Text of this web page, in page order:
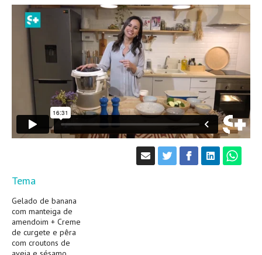
Tema
Gelado de banana
com manteiga de
amendoim + Creme
de curgete e pêra
com croutons de